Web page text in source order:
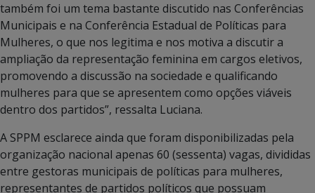
também foi um tema bastante discutido nas Conferências
Municipais e na Conferência Estadual de Políticas para
Mulheres, o que nos legitima e nos motiva a discutir a
ampliação da representação feminina em cargos eletivos,
promovendo a discussão na sociedade e qualificando
mulheres para que se apresentem como opções viáveis
dentro dos partidos”, ressalta Luciana.
A SPPM esclarece ainda que foram disponibilizadas pela
organização nacional apenas 60 (sessenta) vagas, divididas
entre gestoras municipais de políticas para mulheres,
representantes de partidos políticos que possuam